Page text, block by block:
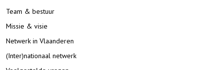
Team & bestuur
Missie & visie
Netwerk in Vlaanderen
(Inter)nationaal netwerk